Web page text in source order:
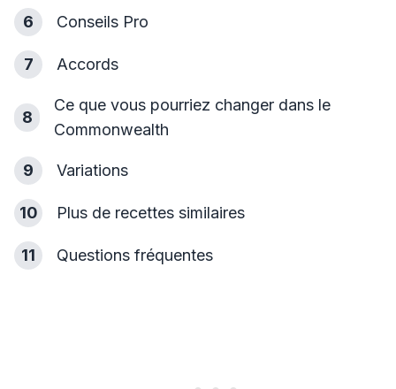
6 Conseils Pro
7 Accords
8
Ce que vous pourriez changer dans le
Commonwealth
9 Variations
10 Plus de recettes similaires
11 Questions fréquentes